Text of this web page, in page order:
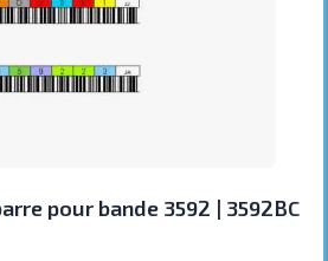
pour bande 3592 | 3592BC